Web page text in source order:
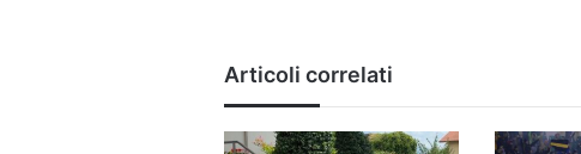
Articoli correlati